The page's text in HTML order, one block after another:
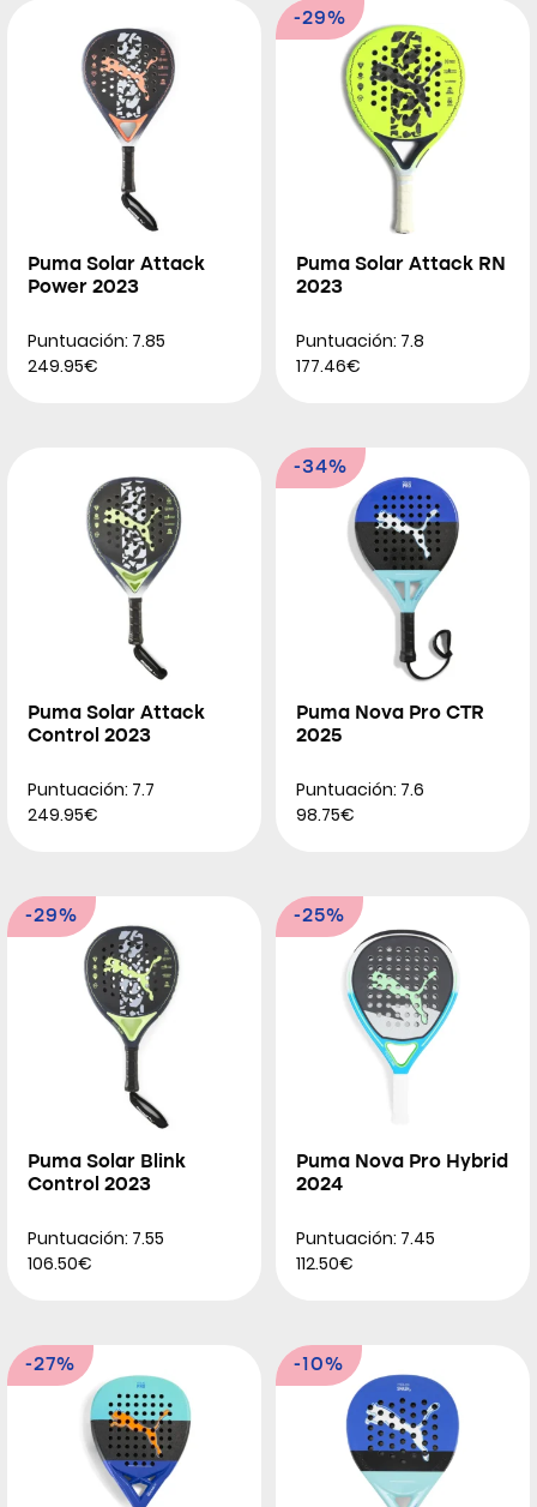
Puma Solar Attack
Power 2023
Puntuación: 7.85
249.95€
-29%
Puma Solar Attack RN
2023
Puntuación: 7.8
177.46€
Puma Solar Attack
Control 2023
Puntuación: 7.7
249.95€
-34%
Puma Nova Pro CTR
2025
Puntuación: 7.6
98.75€
-29%
Puma Solar Blink
Control 2023
Puntuación: 7.55
106.50€
-25%
Puma Nova Pro Hybrid
2024
Puntuación: 7.45
112.50€
-27% -10%